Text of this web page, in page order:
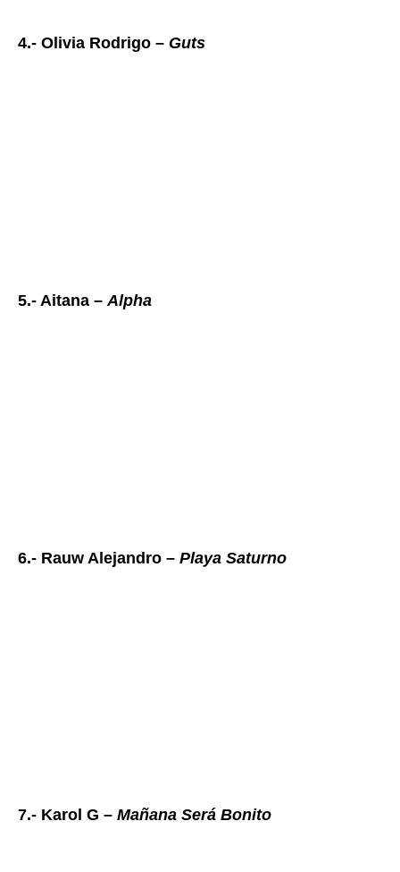
4.- Olivia Rodrigo – Guts
5.- Aitana –Alpha
6.- Rauw Alejandro – Playa Saturno
7.- Karol G – Mañana Será Bonito